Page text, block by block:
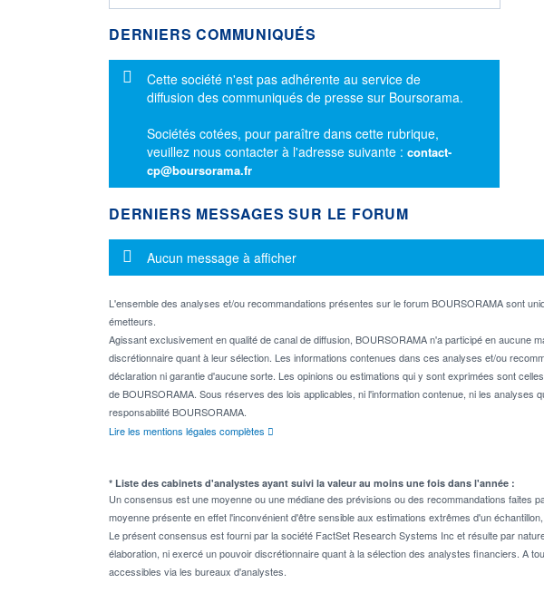
DERNIERS COMMUNIQUÉS
Message d'information
Cette société n'est pas adhérente au service de
diffusion des communiqués de presse sur Boursorama.
Sociétés cotées, pour paraître dans cette rubrique,
veuillez nous contacter à l'adresse suivante : contact-
cp@boursorama.fr
DERNIERS MESSAGES SUR LE FORUM
Message d'information
Aucun message à afficher
L'ensemble des analyses et/ou recommandations présentes sur le forum BOURSORAMA sont
émetteurs.
Agissant exclusivement en qualité de canal de diffusion, BOURSORAMA n'a participé en aucune
discrétionnaire quant à leur sélection. Les informations contenues dans ces analyses et/ou
déclaration ni garantie d'aucune sorte. Les opinions ou estimations qui y sont exprimées sont
de BOURSORAMA. Sous réserves des lois applicables, ni l'information contenue, ni les analyses
responsabilité BOURSORAMA.
Lire les mentions légales complètes
* Liste des cabinets d'analystes ayant suivi la valeur au moins une fois dans l'année :
Un consensus est une moyenne ou une médiane des prévisions ou des recommandations
moyenne présente en effet l'inconvénient d'être sensible aux estimations extrêmes d'un
Le présent consensus est fourni par la société FactSet Research Systems Inc et résulte par
élaboration, ni exercé un pouvoir discrétionnaire quant à la sélection des analystes financiers. A
accessibles via les bureaux d'analystes.